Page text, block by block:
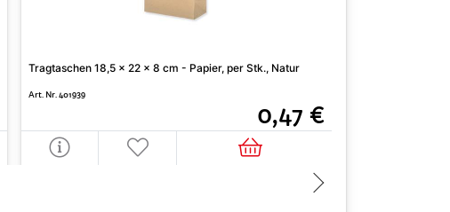
Tragtaschen 18,5 x 22 x 8 cm - Papier, per Stk., Natur
Art. Nr. 401939
0,47 €